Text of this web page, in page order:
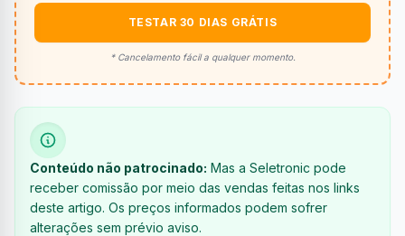
TESTAR 30 DIAS GRÁTIS
* Cancelamento fácil a qualquer momento.
Conteúdo não patrocinado: Mas a Seletronic pode
receber comissão por meio das vendas feitas nos links
deste artigo. Os preços informados podem sofrer
alterações sem prévio aviso.